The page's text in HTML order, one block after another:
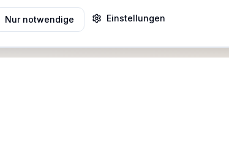
Nur notwendige Einstellungen